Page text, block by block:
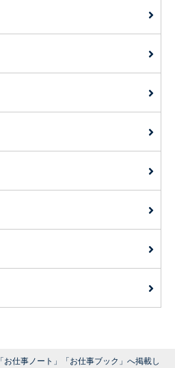
「お仕事ノート」「お仕事ブック」へ掲載し